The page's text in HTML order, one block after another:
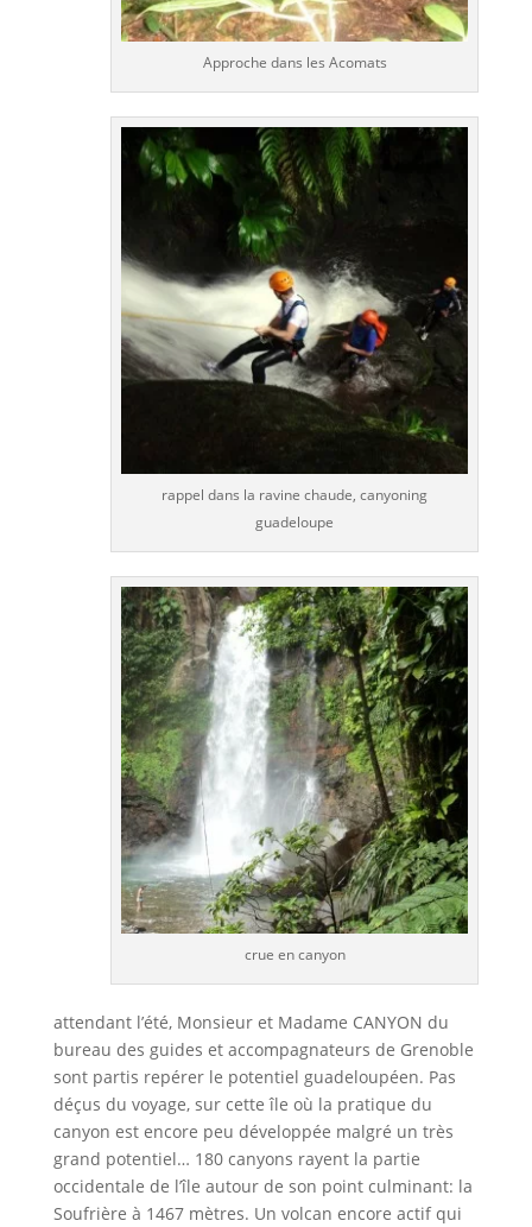
Approche dans les Acomats
rappel dans la ravine chaude, canyoning
guadeloupe
crue en canyon
attendant l’été, Monsieur et Madame CANYON du
bureau des guides et accompagnateurs de Grenoble
sont partis repérer le potentiel guadeloupéen. Pas
déçus du voyage, sur cette île où la pratique du
canyon est encore peu développée malgré un très
grand potentiel… 180 canyons rayent la partie
occidentale de l’île autour de son point culminant: la
Soufrière à 1467 mètres. Un volcan encore actif qui